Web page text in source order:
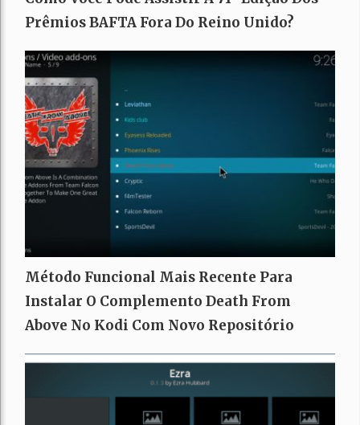
Prêmios BAFTA Fora Do Reino Unido?
Método Funcional Mais Recente Para
Instalar O Complemento Death From
Above No Kodi Com Novo Repositório